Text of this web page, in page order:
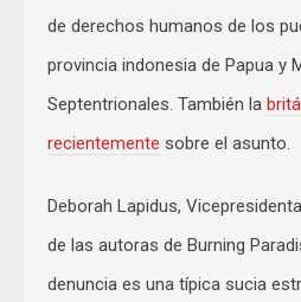
de derechos humanos de los
provincia indonesia de Papua y
Septentrionales. También la
recientemente sobre el asunto.
Deborah Lapidus,
de las autoras de Burning
denuncia es una típica sucia